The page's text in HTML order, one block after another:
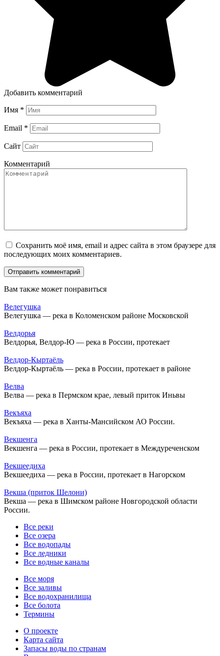
Добавить комментарий
Имя *
Email *
Сайт
Комментарий
Сохранить моё имя, email и адрес сайта в этом браузере для
последующих моих комментариев.
Вам также может понравиться
Велегушка
Велегушка — река в Коломенском районе Московской
Велдорья
Велдорья, Велдор-Ю — река в России, протекает
Велдор-Кыртаёль
Велдор-Кыртаёль — река в России, протекает в районе
Велва
Велва — река в Пермском крае, левый приток Иньвы
Векъяха
Векъяха — река в Ханты-Мансийском АО России.
Векшенга
Векшенга — река в России, протекает в Междуреченском
Векшеедиха
Векшеедиха — река в России, протекает в Нагорском
Векша (приток Шелони)
Векша — река в Шимском районе Новгородской области
России.
Все реки
Все озера
Все водопады
Все ледники
Все водные каналы
Все моря
Все заливы
Все водохранилища
Все болота
Термины
О проекте
Карта сайта
Запасы воды по странам